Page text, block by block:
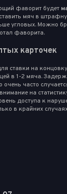
фаворит будет
мяч в
угловых. Можно
фаворита.
карточек
ставки на
в 1-2 мяча.
очень часто
на
доступа к
в крайних